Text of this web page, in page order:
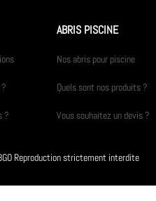
?
ABRIS PISCINE
Nos abris pour piscine
Quels sont nos produits ?
Vous souhaitez un devis ?
Reproduction strictement interdite